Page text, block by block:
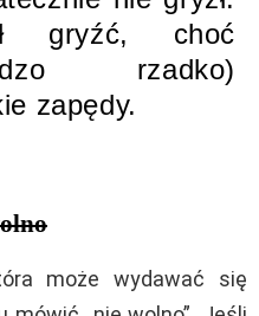
gryźć, choć
rzadko)
zapędy.
może wydawać się